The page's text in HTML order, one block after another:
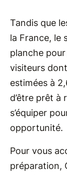
Tandis que
la France, le
planche
visiteurs
estimées à
d’être prêt à
s’équiper
opportunité.
Pour vous
préparation,